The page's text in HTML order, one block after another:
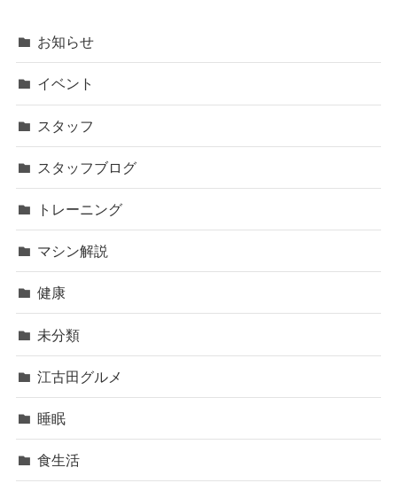
お知らせ
イベント
スタッフ
スタッフブログ
トレーニング
マシン解説
健康
未分類
江古田グルメ
睡眠
食生活